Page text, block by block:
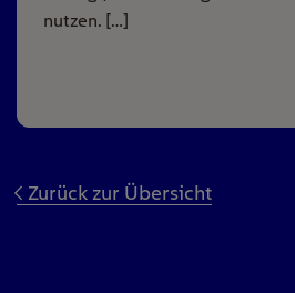
nutzen. […]
Zurück zur Übersicht